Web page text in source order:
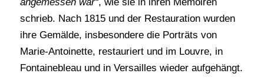
schrieb. Nach 1815 und der Restauration wurden
ihre Gemälde, insbesondere die Porträts von
Marie-Antoinette, restauriert und im Louvre, in
Fontainebleau und in Versailles wieder aufgehängt.